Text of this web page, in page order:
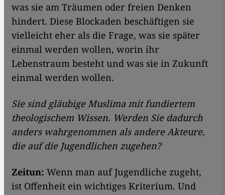
was sie am Träumen oder freien Denken
hindert. Diese Blockaden beschäftigen sie
vielleicht eher als die Frage, was sie später
einmal werden wollen, worin ihr
Lebenstraum besteht und was sie in Zukunft
einmal werden wollen.
Sie sind gläubige Muslima mit fundiertem
theologischem Wissen. Werden Sie dadurch
anders wahrgenommen als andere Akteure,
die auf die Jugendlichen zugehen?
Zeitun: Wenn man auf Jugendliche zugeht,
ist Offenheit ein wichtiges Kriterium. Und